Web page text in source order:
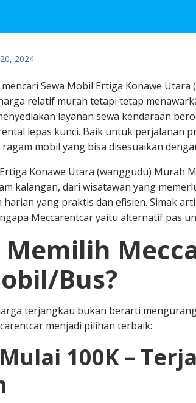
2024
Sewa Mobil Ertiga Konawe
relatif murah tetapi tetap
layanan sewa kendaraan
lepas kunci. Baik untuk perjalanan
mobil yang bisa disesuaikan
Konawe Utara (wanggudu) Murah
kalangan, dari wisatawan yang
yang praktis dan efisien. Simak
Meccarentcar yaitu alternatif pas
Memilih
Bus?
terjangkau bukan berarti
menjadi pilihan terbaik:
100K –